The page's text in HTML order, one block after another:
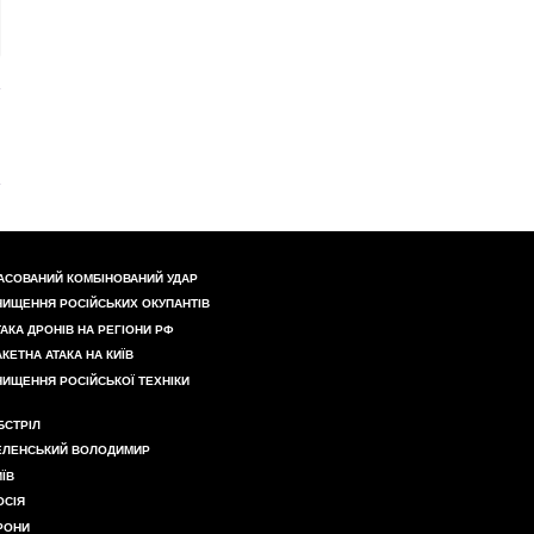
КОМБІНОВАНИЙ УДАР
РОСІЙСЬКИХ ОКУПАНТІВ
ДРОНІВ НА РЕГІОНИ РФ
АТАКА НА КИЇВ
РОСІЙСЬКОЇ ТЕХНІКИ
ВОЛОДИМИР